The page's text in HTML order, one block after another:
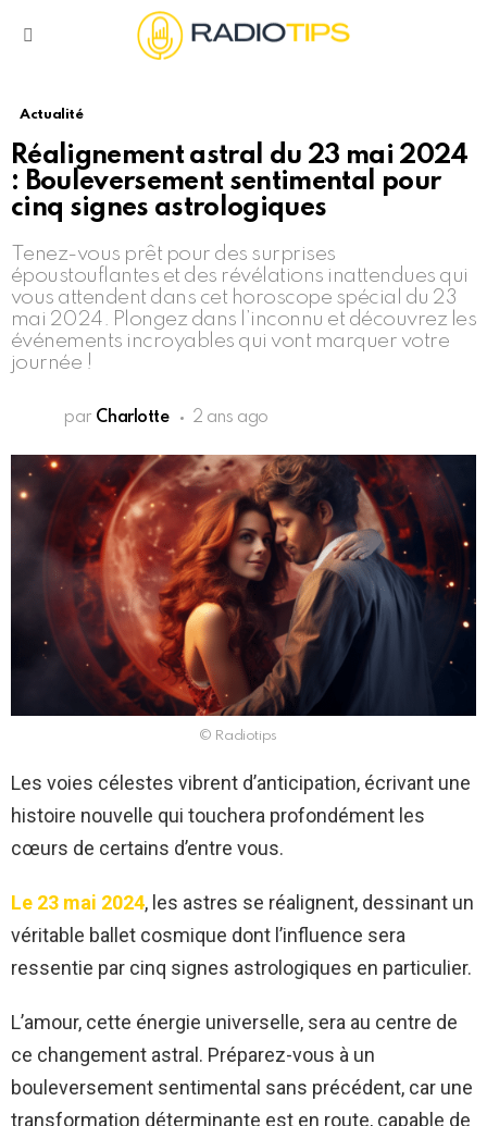
Actualité
Réalignement astral du 23 mai 2024
: Bouleversement sentimental pour
cinq signes astrologiques
Tenez-vous prêt pour des surprises
époustouflantes et des révélations inattendues qui
vous attendent dans cet horoscope spécial du 23
mai 2024. Plongez dans l’inconnu et découvrez les
événements incroyables qui vont marquer votre
journée !
par Charlotte 2 ans ago
© Radiotips
Les voies célestes vibrent d’anticipation, écrivant une
histoire nouvelle qui touchera profondément les
cœurs de certains d’entre vous.
Le 23 mai 2024, les astres se réalignent, dessinant un
véritable ballet cosmique dont l’influence sera
ressentie par cinq signes astrologiques en particulier.
L’amour, cette énergie universelle, sera au centre de
ce changement astral. Préparez-vous à un
bouleversement sentimental sans précédent, car une
transformation déterminante est en route, capable de